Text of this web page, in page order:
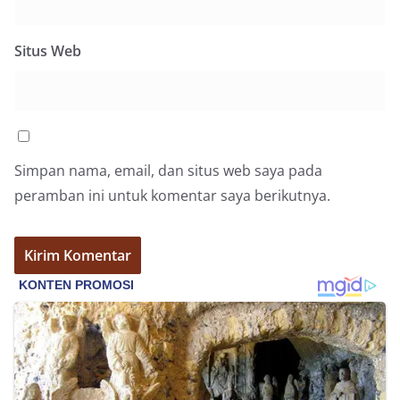
Indonesia.‎‎”Kami mengimbau kepada seluruh
kemerdekaan,” ujar Aiptu Muliyadi Suraukur saat
berdialog dengan warga.‎‎Ia juga menambahkan
agar warga memperhatikan kondisi bendera yang
keadaan bersih, tidak sobek, dan layak untuk
dikibarkan sebagai simbol kehormatan
negara.‎‎‎Selain menyampaikan imbauan terkait
bendera, kegiatan sambang DDS ini juga
dimanfaatkan sebagai sarana deteksi dini (early
warning) guna mengantisipasi potensi gangguan
keamanan dan ketertiban masyarakat
(Kamtibmas) di lingkungan tempat tinggal warga.
Melalui interaksi langsung tersebut,
Situs Web
Simpan nama, email, dan situs web saya pada
peramban ini untuk komentar saya berikutnya.